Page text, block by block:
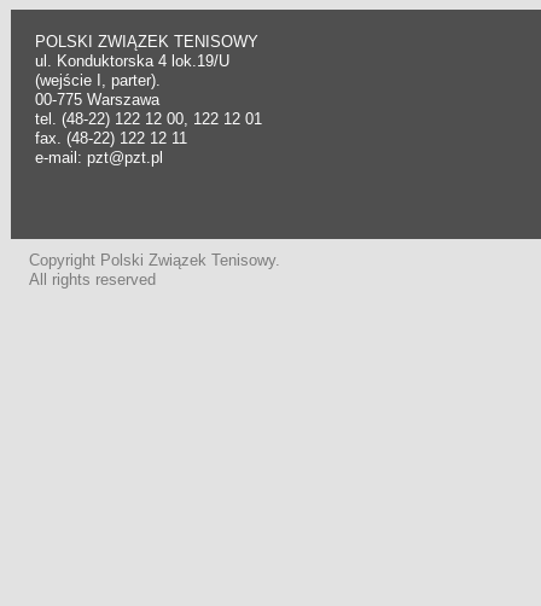
POLSKI ZWIĄZEK TENISOWY
ul. Konduktorska 4 lok.19/U
(wejście I, parter).
00-775 Warszawa
tel. (48-22) 122 12 00, 122 12 01
fax. (48-22) 122 12 11
e-mail: pzt@pzt.pl
Copyright Polski Związek Tenisowy.
All rights reserved